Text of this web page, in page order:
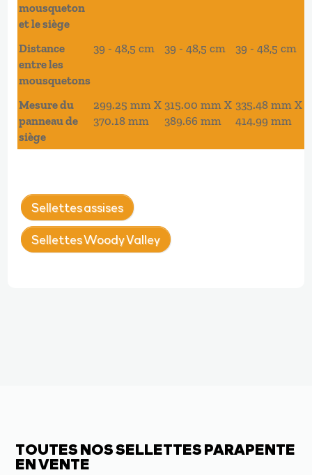
mousqueton
et le siège
Distance
entre les
mousquetons
39 - 48,5 cm 39 - 48,5 cm 39 - 48,5 cm
Mesure du
panneau de
siège
299.25 mm X
370.18 mm
315.00 mm X
389.66 mm
335.48 mm X
414.99 mm
Sellettes assises
Sellettes Woody Valley
TOUTES NOS SELLETTES PARAPENTE
EN VENTE